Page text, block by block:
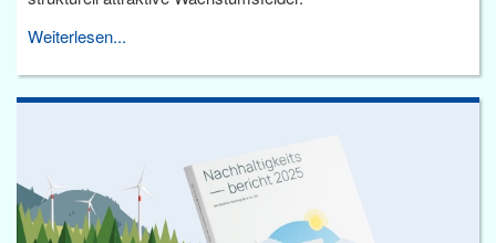
Weiterlesen...